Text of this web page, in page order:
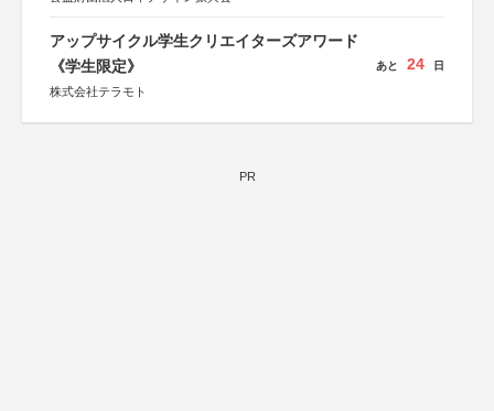
アップサイクル学生クリエイターズアワード
《学生限定》
株式会社テラモト
あと 24 日
PR